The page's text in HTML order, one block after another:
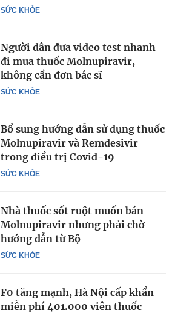
SỨC KHỎE
SỨC KHỎE
Người dân đưa video test nhanh
đi mua thuốc Molnupiravir,
không cần đơn bác sĩ
SỨC KHỎE
Bổ sung hướng dẫn sử dụng thuốc
Molnupiravir và Remdesivir
trong điều trị Covid-19
SỨC KHỎE
Nhà thuốc sốt ruột muốn bán
Molnupiravir nhưng phải chờ
hướng dẫn từ Bộ
F0 tăng mạnh, Hà Nội cấp khẩn
miễn phí 401.000 viên thuốc